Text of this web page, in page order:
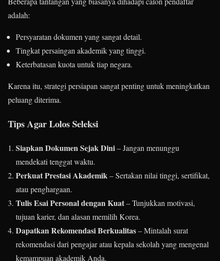
adalah:
Persyaratan dokumen yang sangat detail.
Tingkat persaingan akademik yang tinggi.
Keterbatasan kuota untuk tiap negara.
Karena itu, strategi persiapan sangat penting untuk meningkatkan
peluang diterima.
Tips Agar Lolos Seleksi
Siapkan Dokumen Sejak Dini– Jangan menunggu
mendekati tenggat waktu.
Perkuat Prestasi Akademik– Sertakan nilai tinggi, sertifikat,
atau penghargaan.
Tulis Esai Personal dengan Kuat– Tunjukkan motivasi,
tujuan karier, dan alasan memilih Korea.
Dapatkan Rekomendasi Berkualitas– Mintalah surat
rekomendasi dari pengajar atau kepala sekolah yang mengenal
kemampuan akademik Anda.